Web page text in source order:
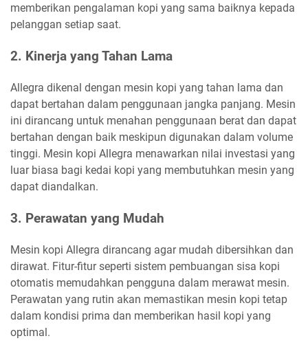
memberikan pengalaman kopi yang sama baiknya kepada
pelanggan setiap saat.
2. Kinerja yang Tahan Lama
Allegra dikenal dengan mesin kopi yang tahan lama dan
dapat bertahan dalam penggunaan jangka panjang. Mesin
ini dirancang untuk menahan penggunaan berat dan dapat
bertahan dengan baik meskipun digunakan dalam volume
tinggi. Mesin kopi Allegra menawarkan nilai investasi yang
luar biasa bagi kedai kopi yang membutuhkan mesin yang
dapat diandalkan.
3. Perawatan yang Mudah
Mesin kopi Allegra dirancang agar mudah dibersihkan dan
dirawat. Fitur-fitur seperti sistem pembuangan sisa kopi
otomatis memudahkan pengguna dalam merawat mesin.
Perawatan yang rutin akan memastikan mesin kopi tetap
dalam kondisi prima dan memberikan hasil kopi yang
optimal.